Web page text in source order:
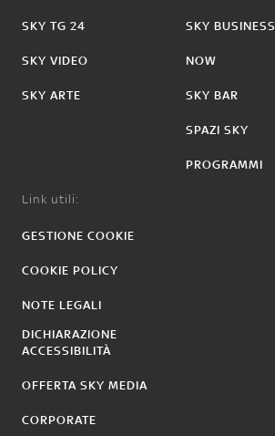
SKY TG 24
SKY VIDEO
SKY ARTE
SKY BUSINESS
NOW
SKY BAR
SPAZI SKY
PROGRAMMI
Link utili:
GESTIONE COOKIE
COOKIE POLICY
NOTE LEGALI
DICHIARAZIONE
ACCESSIBILITÀ
OFFERTA SKY MEDIA
CORPORATE